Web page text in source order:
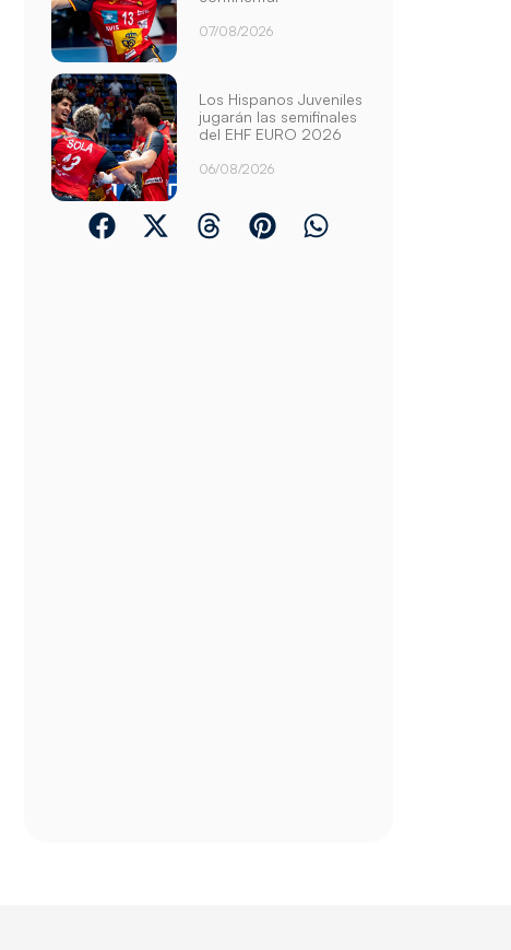
07/08/2026
Los Hispanos Juveniles
jugarán las semifinales
del EHF EURO 2026
06/08/2026